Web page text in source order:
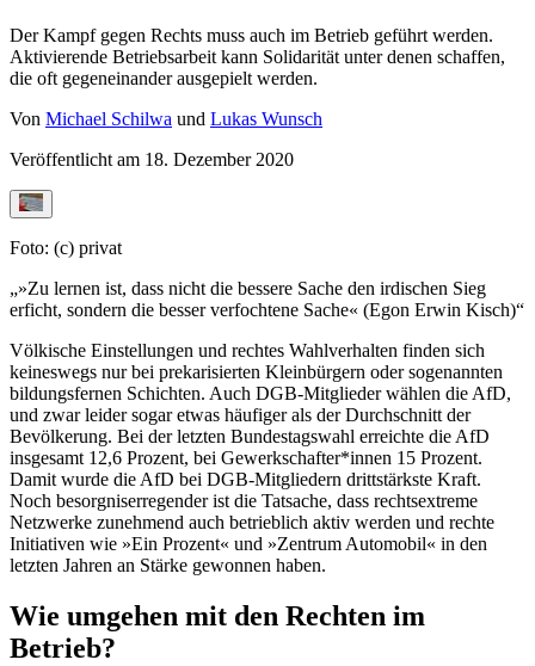
Der Kampf gegen Rechts muss auch im Betrieb geführt werden.
Aktivierende Betriebsarbeit kann Solidarität unter denen schaffen,
die oft gegeneinander ausgepielt werden.
Von Michael Schilwa und Lukas Wunsch
Veröffentlicht am 18. Dezember 2020
Foto: (c) privat
»Zu lernen ist, dass nicht die bessere Sache den irdischen Sieg
erficht, sondern die besser verfochtene Sache« (Egon Erwin Kisch)
Völkische Einstellungen und rechtes Wahl­verhalten finden sich
keineswegs nur bei prekarisierten Kleinbürgern oder sogenannten
bildungsfernen Schichten. Auch DGB-Mitglieder wählen die AfD,
und zwar leider sogar etwas häufiger als der Durchschnitt der
Bevölkerung. Bei der letzten Bundestagswahl erreichte die AfD
insgesamt 12,6 Prozent, bei Gewerkschafter*innen 15 Prozent.
Damit wurde die AfD bei DGB-Mitgliedern dritt­stärkste Kraft.
Noch besorgniserregender ist die Tatsache, dass rechtsextreme
Netzwerke zunehmend auch betrieblich aktiv werden und rechte
Initiativen wie »Ein Prozent« und »Zentrum Automobil« in den
letzten Jahren an Stärke gewonnen haben.
Wie umgehen mit den Rechten im
Betrieb?